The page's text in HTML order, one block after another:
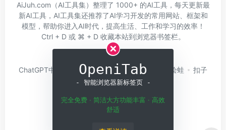
AiJuh.com（AI工具集）整理了 1000+ 的AI工具，每天更新最
新AI工具，AI工具集还推荐了AI学习开发的常用网站、框架和
模型，帮助你进入AI时代，提高生活、工作和学习的效率！
Ctrl + D 或 ⌘ + D 收藏本站到浏览器书签栏。
ChatGPT中文版
问小白 硅基流动 Trae 绘蛙
扣子
Coze
白日梦AI
OpeniTab
- 智能浏览器新标签页 -
完全免费 · 简洁大方功能丰富 · 高效
舒适